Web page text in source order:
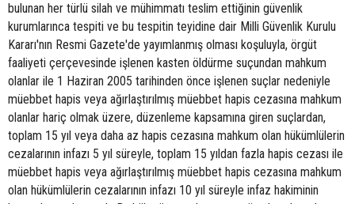
bulunan her türlü silah ve mühimmatı teslim ettiğinin güvenlik
kurumlarınca tespiti ve bu tespitin teyidine dair Milli Güvenlik Kurulu
Kararı'nın Resmi Gazete'de yayımlanmış olması koşuluyla, örgüt
faaliyeti çerçevesinde işlenen kasten öldürme suçundan mahkum
olanlar ile 1 Haziran 2005 tarihinden önce işlenen suçlar nedeniyle
müebbet hapis veya ağırlaştırılmış müebbet hapis cezasına mahkum
olanlar hariç olmak üzere, düzenleme kapsamına giren suçlardan,
toplam 15 yıl veya daha az hapis cezasına mahkum olan hükümlülerin
cezalarının infazı 5 yıl süreyle, toplam 15 yıldan fazla hapis cezası ile
müebbet hapis veya ağırlaştırılmış müebbet hapis cezasına mahkum
olan hükümlülerin cezalarının infazı 10 yıl süreyle infaz hakiminin